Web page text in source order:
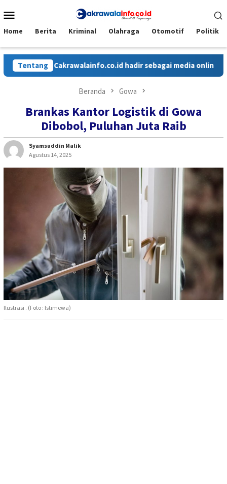
ke
Mobile
Home Berita Kriminal Olahraga Otomotif Politik
Tentang
Cakrawalainfo.co.id hadir sebagai media online yang
Beranda Gowa
Brankas Kantor Logistik di Gowa
Dibobol, Puluhan Juta Raib
Syamsuddin Malik
Agustus 14, 2025
Ilustrasi . (Foto : Istimewa)